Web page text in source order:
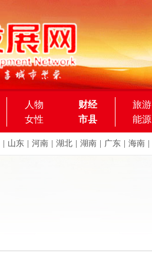
人物 财经 旅游
女性 市县 能源
山东 河南 湖北 湖南 广东 海南